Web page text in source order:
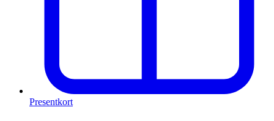
Presentkort